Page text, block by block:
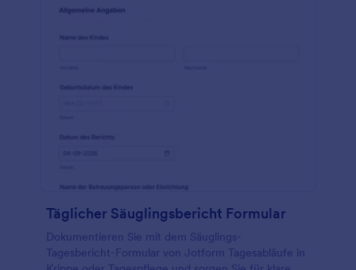
Täglicher Säuglingsbericht Formular
Dokumentieren Sie mit dem Säuglings-
Tagesbericht-Formular von Jotform Tagesabläufe in